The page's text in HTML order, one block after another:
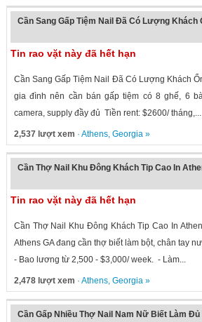
Cần Sang Gấp Tiệm Nail Đã Có Lượng Khách
Tin rao vặt này đã hết hạn
Cần Sang Gấp Tiệm Nail Đã Có Lượng Khách
gia đình nên cần bán gấp tiệm có 8 ghế, 6
camera, supply đầy đủ Tiền rent: $2600/ tháng,...
2,537 lượt xem · Athens, Georgia »
Cần Thợ Nail Khu Đông Khách Tip Cao In
Tin rao vặt này đã hết hạn
Cần Thợ Nail Khu Đông Khách Tip Cao In
Athens GA đang cần thợ biết làm bột, chân tay
- Bao lương từ 2,500 - $3,000/ week. - Làm...
2,478 lượt xem · Athens, Georgia »
Cần Gấp Nhiều Thợ Nail Nam Nữ Biết Làm